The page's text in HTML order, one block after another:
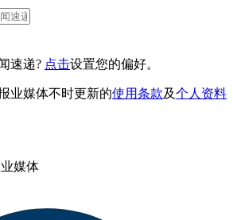
速递? 点击设置您的偏好。
业媒体不时更新的使用条款及个人资料
媒体